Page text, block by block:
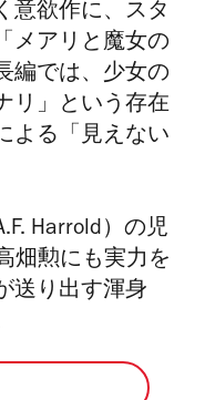
意欲作に、 スタ
「メアリと魔女の
編では、少女の
リ」という存在
よる「見えない
Harrold）の児
畑勲にも実力を
送り出す渾身